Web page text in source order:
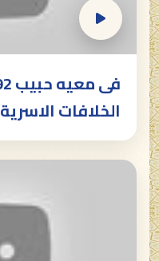
الخلافات الاسرية